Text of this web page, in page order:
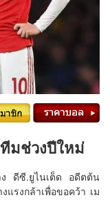
มช่วงปีใหม่
ง ดีซี.ยูไนเต็ด อดีตต้น
แรงกล้าเพื่อขอคว้า เม